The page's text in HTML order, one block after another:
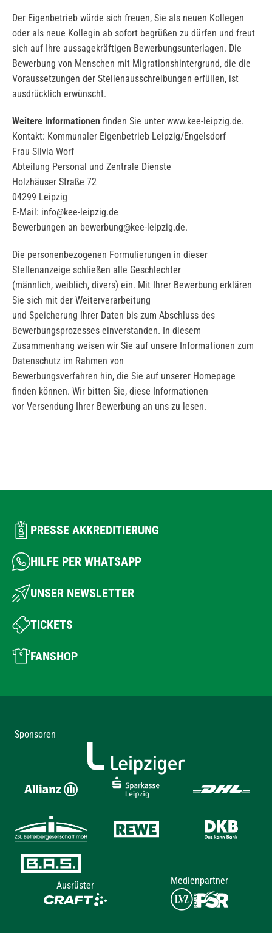
Der Eigenbetrieb würde sich freuen, Sie als neuen Kollegen
oder als neue Kollegin ab sofort begrüßen zu dürfen und freut
sich auf Ihre aussagekräftigen Bewerbungsunterlagen. Die
Bewerbung von Menschen mit Migrationshintergrund, die die
Voraussetzungen der Stellenausschreibungen erfüllen, ist
ausdrücklich erwünscht.
Weitere Informationen finden Sie unter www.kee-leipzig.de.
Kontakt: Kommunaler Eigenbetrieb Leipzig/Engelsdorf
Frau Silvia Worf
Abteilung Personal und Zentrale Dienste
Holzhäuser Straße 72
04299 Leipzig
E-Mail: info@kee-leipzig.de
Bewerbungen an bewerbung@kee-leipzig.de.
Die personenbezogenen Formulierungen in dieser
Stellenanzeige schließen alle Geschlechter
(männlich, weiblich, divers) ein. Mit Ihrer Bewerbung erklären
Sie sich mit der Weiterverarbeitung
und Speicherung Ihrer Daten bis zum Abschluss des
Bewerbungsprozesses einverstanden. In diesem
Zusammenhang weisen wir Sie auf unsere Informationen zum
Datenschutz im Rahmen von
Bewerbungsverfahren hin, die Sie auf unserer Homepage
finden können. Wir bitten Sie, diese Informationen
vor Versendung Ihrer Bewerbung an uns zu lesen.
PRESSE AKKREDITIERUNG
HILFE PER WHATSAPP
UNSER NEWSLETTER
TICKETS
FANSHOP
Sponsoren
Ausrüster Medienpartner